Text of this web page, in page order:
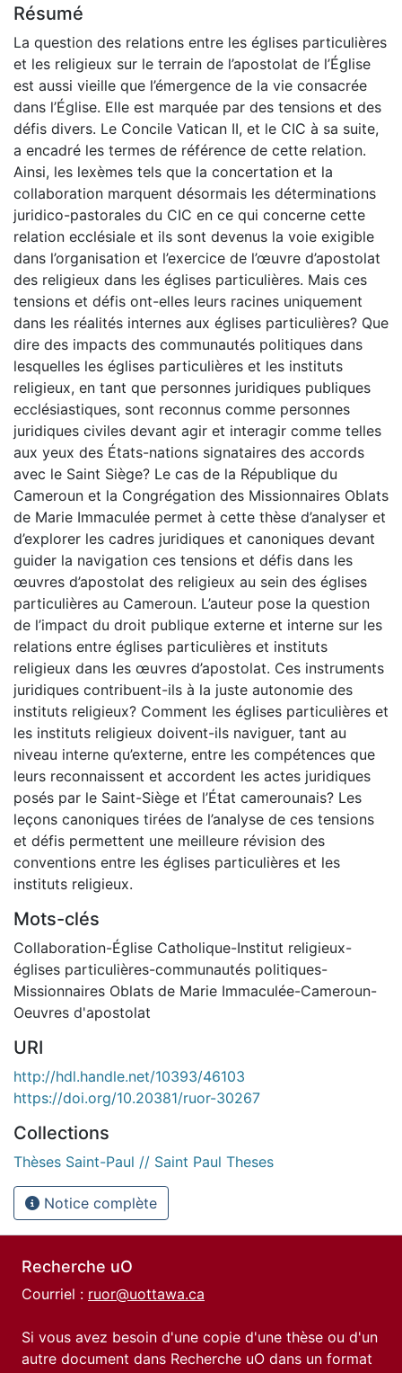
Résumé
La question des relations entre les églises particulières
et les religieux sur le terrain de l’apostolat de l’Église
est aussi vieille que l’émergence de la vie consacrée
dans l’Église. Elle est marquée par des tensions et des
défis divers. Le Concile Vatican II, et le CIC à sa suite,
a encadré les termes de référence de cette relation.
Ainsi, les lexèmes tels que la concertation et la
collaboration marquent désormais les déterminations
juridico-pastorales du CIC en ce qui concerne cette
relation ecclésiale et ils sont devenus la voie exigible
dans l’organisation et l’exercice de l’œuvre d’apostolat
des religieux dans les églises particulières. Mais ces
tensions et défis ont-elles leurs racines uniquement
dans les réalités internes aux églises particulières? Que
dire des impacts des communautés politiques dans
lesquelles les églises particulières et les instituts
religieux, en tant que personnes juridiques publiques
ecclésiastiques, sont reconnus comme personnes
juridiques civiles devant agir et interagir comme telles
aux yeux des États-nations signataires des accords
avec le Saint Siège? Le cas de la République du
Cameroun et la Congrégation des Missionnaires Oblats
de Marie Immaculée permet à cette thèse d’analyser et
d’explorer les cadres juridiques et canoniques devant
guider la navigation ces tensions et défis dans les
œuvres d’apostolat des religieux au sein des églises
particulières au Cameroun. L’auteur pose la question
de l’impact du droit publique externe et interne sur les
relations entre églises particulières et instituts
religieux dans les œuvres d’apostolat. Ces instruments
juridiques contribuent-ils à la juste autonomie des
instituts religieux? Comment les églises particulières et
les instituts religieux doivent-ils naviguer, tant au
niveau interne qu’externe, entre les compétences que
leurs reconnaissent et accordent les actes juridiques
posés par le Saint-Siège et l’État camerounais? Les
leçons canoniques tirées de l’analyse de ces tensions
et défis permettent une meilleure révision des
conventions entre les églises particulières et les
instituts religieux.
Mots-clés
Collaboration-Église Catholique-Institut religieux-
églises particulières-communautés politiques-
Missionnaires Oblats de Marie Immaculée-Cameroun-
Oeuvres d'apostolat
URI
http://hdl.handle.net/10393/46103
https://doi.org/10.20381/ruor-30267
Collections
Thèses Saint-Paul // Saint Paul Theses
Notice complète
Recherche uO
Courriel : ruor@uottawa.ca
Si vous avez besoin d'une copie d'une thèse ou d'un
autre document dans Recherche uO dans un format